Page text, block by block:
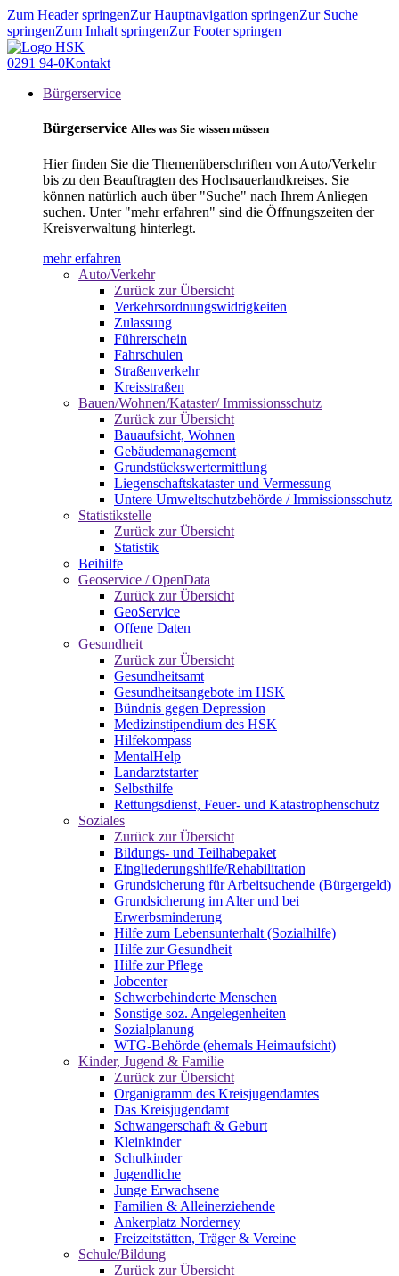
Zum Header springenZur Hauptnavigation springenZur Suche
springenZum Inhalt springenZur Footer springen
0291 94-0Kontakt
Bürgerservice
Bürgerservice Alles was Sie wissen müssen
Hier finden Sie die Themenüberschriften von Auto/Verkehr
bis zu den Beauftragten des Hochsauerlandkreises. Sie
können natürlich auch über "Suche" nach Ihrem Anliegen
suchen. Unter "mehr erfahren" sind die Öffnungszeiten der
Kreisverwaltung hinterlegt.
mehr erfahren
Auto/Verkehr
Zurück zur Übersicht
Verkehrsordnungswidrigkeiten
Zulassung
Führerschein
Fahrschulen
Straßenverkehr
Kreisstraßen
Bauen/Wohnen/Kataster/ Immissionsschutz
Zurück zur Übersicht
Bauaufsicht, Wohnen
Gebäudemanagement
Grundstückswertermittlung
Liegenschaftskataster und Vermessung
Untere Umweltschutzbehörde / Immissionsschutz
Statistikstelle
Zurück zur Übersicht
Statistik
Beihilfe
Geoservice / OpenData
Zurück zur Übersicht
GeoService
Offene Daten
Gesundheit
Zurück zur Übersicht
Gesundheitsamt
Gesundheitsangebote im HSK
Bündnis gegen Depression
Medizinstipendium des HSK
Hilfekompass
MentalHelp
Landarztstarter
Selbsthilfe
Rettungsdienst, Feuer- und Katastrophenschutz
Soziales
Zurück zur Übersicht
Bildungs- und Teilhabepaket
Eingliederungshilfe/Rehabilitation
Grundsicherung für Arbeitsuchende (Bürgergeld)
Grundsicherung im Alter und bei
Erwerbsminderung
Hilfe zum Lebensunterhalt (Sozialhilfe)
Hilfe zur Gesundheit
Hilfe zur Pflege
Jobcenter
Schwerbehinderte Menschen
Sonstige soz. Angelegenheiten
Sozialplanung
WTG-Behörde (ehemals Heimaufsicht)
Kinder, Jugend & Familie
Zurück zur Übersicht
Organigramm des Kreisjugendamtes
Das Kreisjugendamt
Schwangerschaft & Geburt
Kleinkinder
Schulkinder
Jugendliche
Junge Erwachsene
Familien & Alleinerziehende
Ankerplatz Norderney
Freizeitstätten, Träger & Vereine
Schule/Bildung
Zurück zur Übersicht